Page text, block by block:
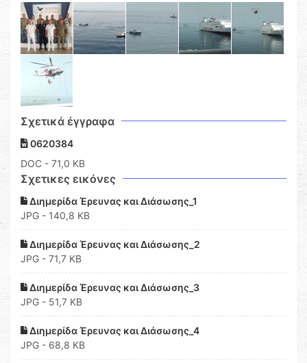
Σχετικά έγγραφα
0620384
DOC - 71,0 KB
Σχετικες εικόνες
Διημερίδα Έρευνας και Διάσωσης_1
JPG - 140,8 KB
Διημερίδα Έρευνας και Διάσωσης_2
JPG - 71,7 KB
Διημερίδα Έρευνας και Διάσωσης_3
JPG - 51,7 KB
Διημερίδα Έρευνας και Διάσωσης_4
JPG - 68,8 KB